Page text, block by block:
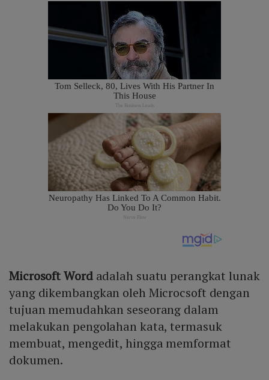
Microsoft Word adalah suatu perangkat lunak
yang dikembangkan oleh Microcsoft dengan
tujuan memudahkan seseorang dalam
melakukan pengolahan kata, termasuk
membuat, mengedit, hingga memformat
dokumen.